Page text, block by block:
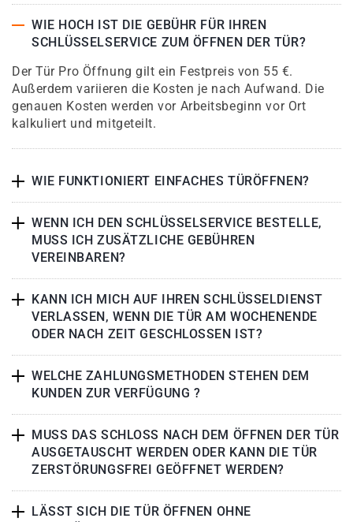
WIE HOCH IST DIE GEBÜHR FÜR IHREN
SCHLÜSSELSERVICE ZUM ÖFFNEN DER TÜR?
Der Tür Pro Öffnung gilt ein Festpreis von 55 €.
Außerdem variieren die Kosten je nach Aufwand. Die
genauen Kosten werden vor Arbeitsbeginn vor Ort
kalkuliert und mitgeteilt.
WIE FUNKTIONIERT EINFACHES TÜRÖFFNEN?
WENN ICH DEN SCHLÜSSELSERVICE BESTELLE,
MUSS ICH ZUSÄTZLICHE GEBÜHREN
VEREINBAREN?
KANN ICH MICH AUF IHREN SCHLÜSSELDIENST
VERLASSEN, WENN DIE TÜR AM WOCHENENDE
ODER NACH ZEIT GESCHLOSSEN IST?
WELCHE ZAHLUNGSMETHODEN STEHEN DEM
KUNDEN ZUR VERFÜGUNG ?
MUSS DAS SCHLOSS NACH DEM ÖFFNEN DER TÜR
AUSGETAUSCHT WERDEN ODER KANN DIE TÜR
ZERSTÖRUNGSFREI GEÖFFNET WERDEN?
LÄSST SICH DIE TÜR ÖFFNEN OHNE